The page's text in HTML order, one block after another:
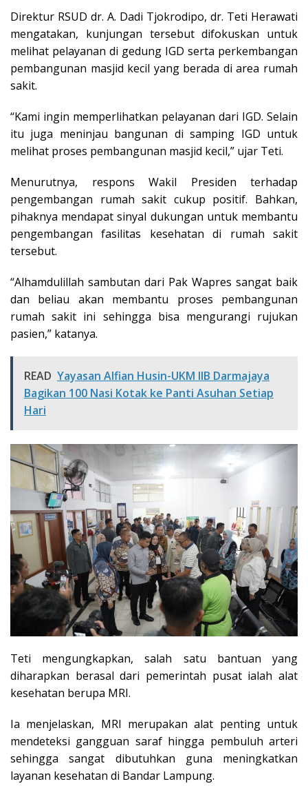
Direktur RSUD dr. A. Dadi Tjokrodipo, dr. Teti Herawati
mengatakan, kunjungan tersebut difokuskan untuk
melihat pelayanan di gedung IGD serta perkembangan
pembangunan masjid kecil yang berada di area rumah
sakit.
“Kami ingin memperlihatkan pelayanan dari IGD. Selain
itu juga meninjau bangunan di samping IGD untuk
melihat proses pembangunan masjid kecil,” ujar Teti.
Menurutnya, respons Wakil Presiden terhadap
pengembangan rumah sakit cukup positif. Bahkan,
pihaknya mendapat sinyal dukungan untuk membantu
pengembangan fasilitas kesehatan di rumah sakit
tersebut.
“Alhamdulillah sambutan dari Pak Wapres sangat baik
dan beliau akan membantu proses pembangunan
rumah sakit ini sehingga bisa mengurangi rujukan
pasien,” katanya.
READ Yayasan Alfian Husin-UKM IIB Darmajaya
Bagikan 100 Nasi Kotak ke Panti Asuhan Setiap
Hari
Teti mengungkapkan, salah satu bantuan yang
diharapkan berasal dari pemerintah pusat ialah alat
kesehatan berupa MRI.
Ia menjelaskan, MRI merupakan alat penting untuk
mendeteksi gangguan saraf hingga pembuluh arteri
sehingga sangat dibutuhkan guna meningkatkan
layanan kesehatan di Bandar Lampung.